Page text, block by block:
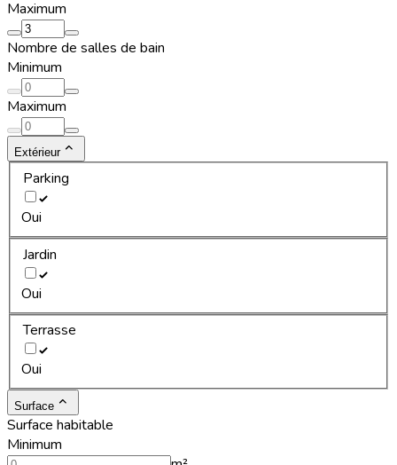
Maximum
Nombre de salles de bain
Minimum
Maximum
Extérieur
Parking
Oui
Jardin
Oui
Terrasse
Oui
Surface
Surface habitable
Minimum